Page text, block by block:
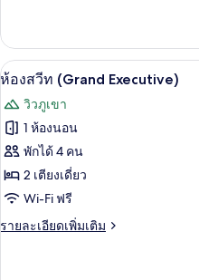
เกี่ยว
กับ
ห้อง
ท
(Diplomatic)
เปิด
ภาพถ่าย
ทั้งหมด
ของ
ห้อง
สวีท
(Grand
1
ห้องสวีท (Grand Executive)
วิวภูเขา
1 ห้องนอน
พักได้ 4 คน
2 เตียงเดี่ยว
Wi-Fi ฟรี
รายละเอียดเพิ่มเติม
ราย